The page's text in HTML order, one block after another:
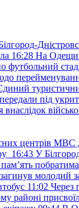
16:28 На
футбольний
під
центрів МВС
16:43 У
молодий
11:02 Через
районі